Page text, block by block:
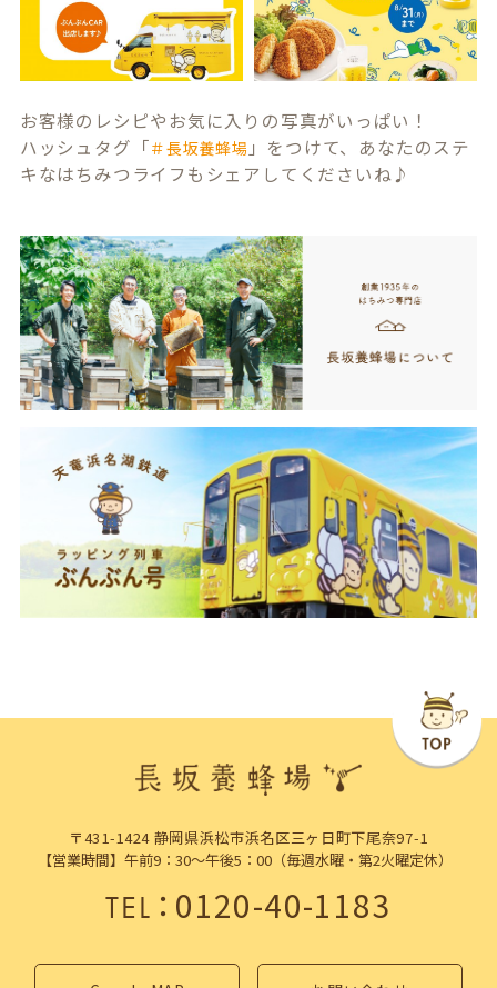
お客様のレシピやお気に入りの写真がいっぱい！
ハッシュタグ「＃長坂養蜂場 」をつけて、あなたのステ
キなはちみつライフもシェアしてくださいね♪
〒431-1424 静岡県浜松市浜名区三ヶ日町下尾奈97-1
【営業時間】午前9：30～午後5：00（毎週水曜・第2火曜定休）
TEL：0120-40-1183